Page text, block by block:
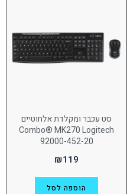
סט עכבר ומקלדת אלחוטיים
Combo® MK270 Logitech
92000-452-20
₪119
הוספה לסל